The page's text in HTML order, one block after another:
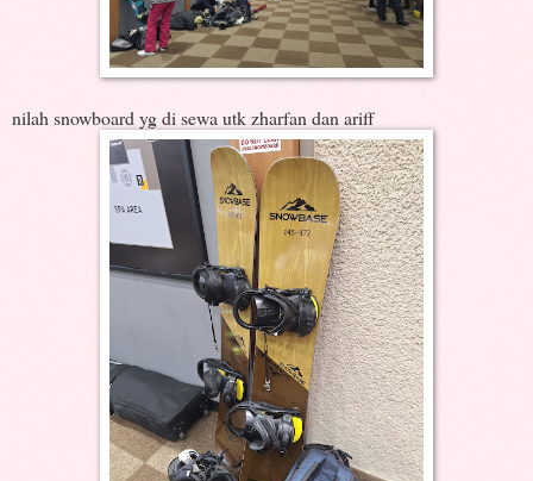
nilah snowboard yg di sewa utk zharfan dan ariff